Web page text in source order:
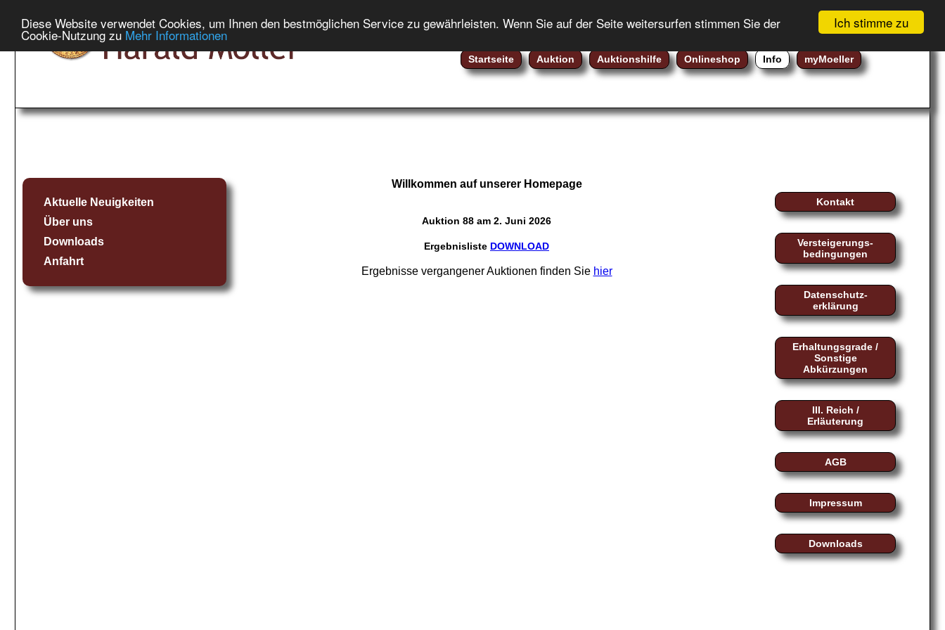
Ich stimme zu
Diese Website verwendet Cookies, um Ihnen den bestmöglichen Service zu gewährleisten. Wenn Sie auf der Seite weitersurfen stimmen Sie der
Cookie-Nutzung zu Mehr Informationen
Registrierung
GEBOTSLISTE (0 )
WARENKORB (0)
Startseite Auktion Auktionshilfe Onlineshop Info myMoeller
Aktuelle Neuigkeiten
Über uns
Downloads
Anfahrt
Willkommen auf unserer Homepage
Auktion 88 am 2. Juni 2026
Ergebnisliste DOWNLOAD
Ergebnisse vergangener Auktionen finden Sie hier
Kontakt
Versteigerungs-
bedingungen
Datenschutz-
erklärung
Erhaltungsgrade /
Sonstige
Abkürzungen
III. Reich /
Erläuterung
AGB
Impressum
Downloads